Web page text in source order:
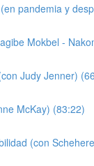
pandemia y
Mokbel -
Judy Jenner)
McKay) (83:22)
(con